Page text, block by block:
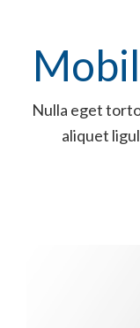
Nulla eget
aliquet